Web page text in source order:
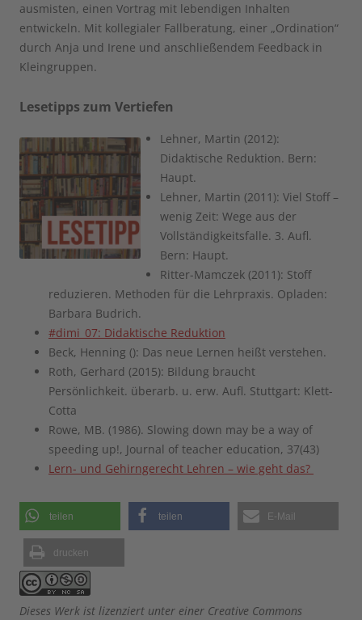
ausmisten, einen Vortrag mit lebendigen Inhalten
entwickeln. Mit kollegialer Fallberatung, einer „Ordination“
durch Anja und Irene und anschließendem Feedback in
Kleingruppen.
Lesetipps zum Vertiefen
Lehner, Martin (2012):
Didaktische Reduktion. Bern:
Haupt.
Lehner, Martin (2011): Viel Stoff –
wenig Zeit: Wege aus der
Vollständigkeitsfalle. 3. Aufl.
Bern: Haupt.
Ritter-Mamczek (2011): Stoff
reduzieren. Methoden für die Lehrpraxis. Opladen:
Barbara Budrich.
#dimi_07: Didaktische Reduktion
Beck, Henning (): Das neue Lernen heißt verstehen.
Roth, Gerhard (2015): Bildung braucht
Persönlichkeit. überarb. u. erw. Aufl. Stuttgart: Klett-
Cotta
Rowe, MB. (1986). Slowing down may be a way of
speeding up!, Journal of teacher education, 37(43)​
Lern- und Gehirngerecht Lehren – wie geht das? ​
teilen teilen E-Mail
drucken
Dieses Werk ist lizenziert unter einer Creative Commons